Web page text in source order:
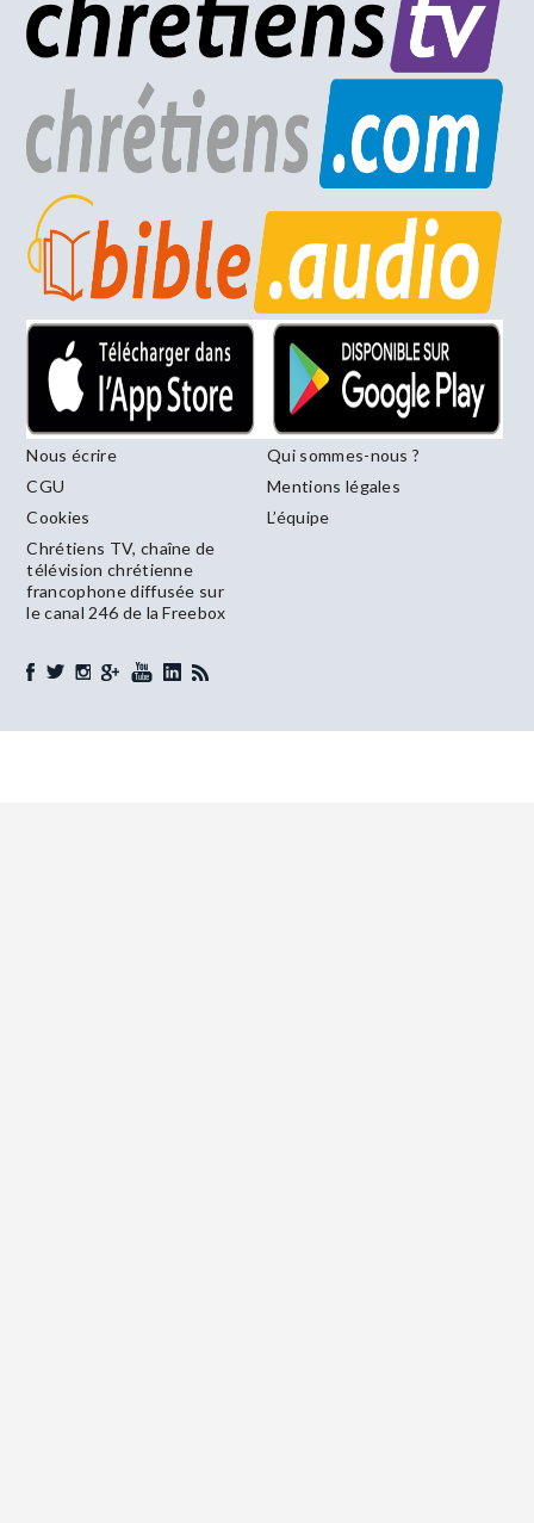
Nous écrire
Qui sommes-nous ?
CGU
Mentions légales
Cookies
L’équipe
Chrétiens TV, chaîne de
télévision chrétienne
francophone diffusée sur
le canal 246 de la Freebox